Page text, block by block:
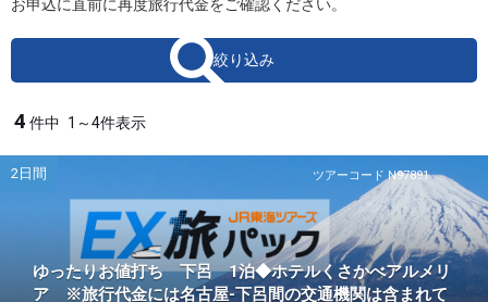
お申込に直前に再度旅行代金をご確認ください。
絞り込み
4 件中 1～4件表示
ツアーコード N97891
2日間
ゆったりお値打ち 下呂 1泊◆ホテルくさかべアルメリ
ア ※旅行代金には名古屋-下呂間の交通機関は含まれて